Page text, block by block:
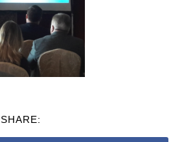
SHARE: